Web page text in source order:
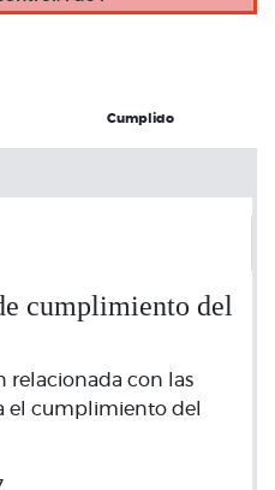
Cumplido
cumplimiento del
relacionada con las
el cumplimiento del